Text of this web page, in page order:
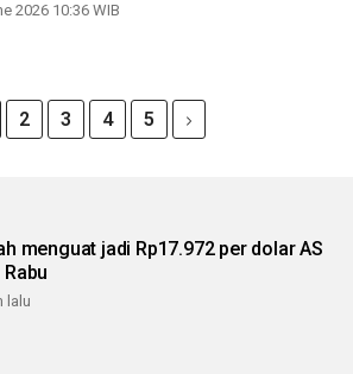
2026 10:36 WIB
2 3 4 5
menguat jadi Rp17.972 per dolar AS
lalu